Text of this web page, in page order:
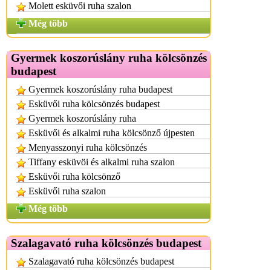
Molett esküvői ruha szalon
Még több
Gyermek koszorúslány ruha kölcsönzés
budapest
Gyermek koszorúslány ruha budapest
Esküvői ruha kölcsönzés budapest
Gyermek koszorúslány ruha
Esküvői és alkalmi ruha kölcsönző újpesten
Menyasszonyi ruha kölcsönzés
Tiffany esküvöi és alkalmi ruha szalon
Esküvői ruha kölcsönző
Esküvői ruha szalon
Még több
Szalagavató ruha kölcsönzés budapest
Szalagavató ruha kölcsönzés budapest